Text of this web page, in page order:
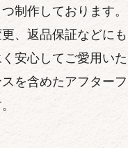
制作しております。
、返品保証などにも
安心してご愛用いた
を含めたアフターフ